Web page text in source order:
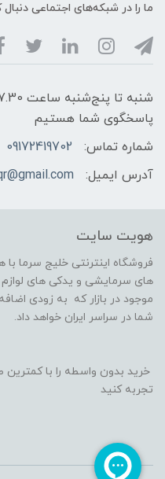
ما را در شبکه‌های اجتماعی دنبال
پاسخگوی شما هستیم
شماره تماس:
09172419702
آدرس ایمیل:
هویت سایت
فروشگاه اینترنتی خلیج سرما
های سرمایشی و یدکی های
موجود در بازار که به زودی
شما در سراسر ایران خواهد داد.
خرید بدون واسطه را با
تجربه کنید